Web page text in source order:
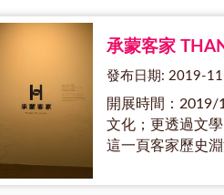
承蒙客家
發布日期: 2019-
開展時間：2019/
文化；更透過文
這一頁客家歷史